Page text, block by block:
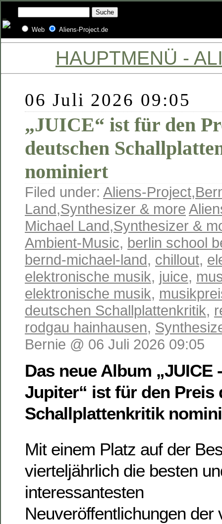
Web Aliens-Project.de
HAUPTMENÜ -
06 Juli 2026 09:05
„JUICE“ ist für den
deutschen
nominiert
Filed under: Aliens-Project,
Land,Synthesizer & more
Michael Land,Synthesizer &
Ambient-Music, berlin school
bernd-michael-land, chillout,
elektronische musik, juice,
elektronische musik,
deutschen Schallplattenkritik,
rodgau hainhausen,
Bernie @ 06 Juli 2026 09:05
Das neue Album „JUICE
Jupiter“ ist für den Preis
Schallplattenkritik
Mit einem Platz auf der
vierteljährlich die besten
interessantesten
Neuveröffentlichungen der